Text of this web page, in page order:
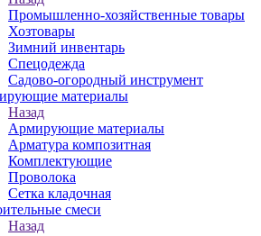
Промышленно-хозяйственные товары
Хозтовары
Зимний инвентарь
Спецодежда
Садово-огородный инструмент
материалы
Назад
Армирующие материалы
Арматура композитная
Комплектующие
Проволока
Сетка кладочная
смеси
Назад